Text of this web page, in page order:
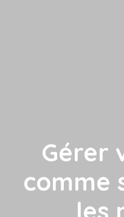
Gérer
comme
les